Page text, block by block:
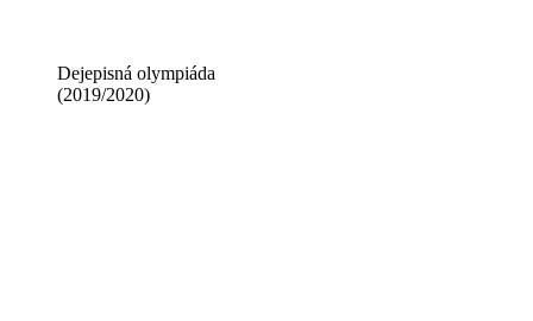
Dejepisná olympiáda
(2019/2020)